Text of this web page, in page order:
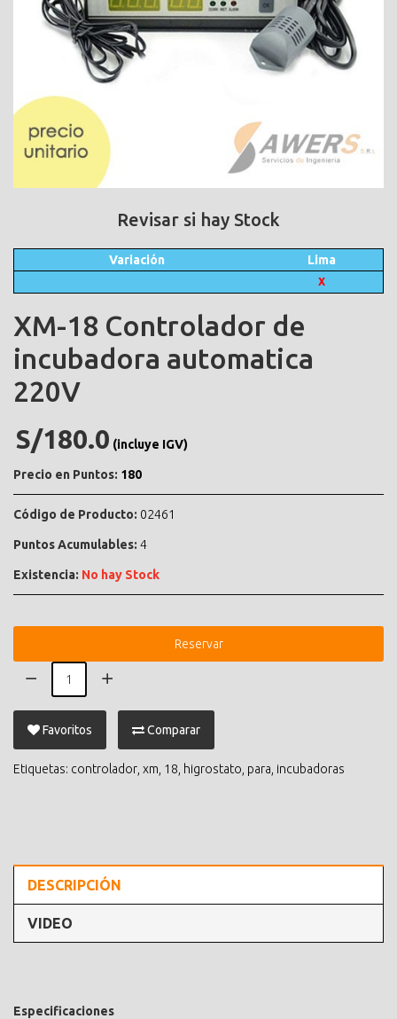
Revisar si hay Stock
Variación Lima
X
XM-18 Controlador de
incubadora automatica
220V
S/180.0 (incluye IGV)
Precio en Puntos: 180
Código de Producto: 02461
Puntos Acumulables: 4
Existencia: No hay Stock
Reservar
Favoritos Comparar
Etiquetas: controlador xm 18 higrostato para incubadoras
DESCRIPCIÓN
VIDEO
Especificaciones